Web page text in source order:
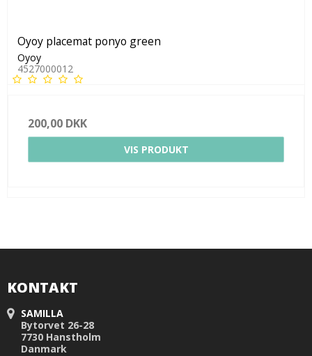
Oyoy placemat ponyo green
Oyoy
4527000012
200,00 DKK
VIS PRODUKT
KONTAKT
SAMILLA
Bytorvet 26-28
7730 Hanstholm
Danmark